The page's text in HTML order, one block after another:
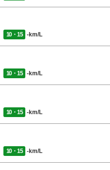
10・15 -km/L
10・15 -km/L
10・15 -km/L
10・15 -km/L